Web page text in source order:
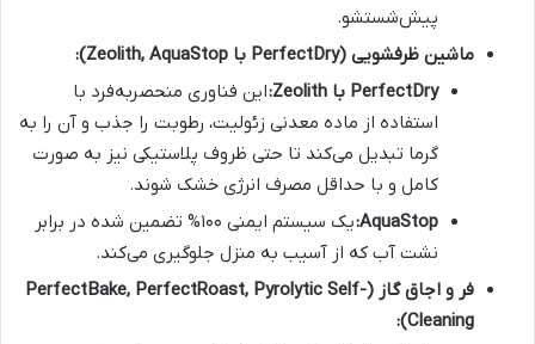
پیش‌شستشو.
ماشین ظرفشویی (PerfectDry با Zeolith, AquaStop):
PerfectDry با Zeolith:
این فناوری منحصربه‌فرد با
استفاده از ماده معدنی زئولیت، رطوبت را جذب و آن را به
گرما تبدیل می‌کند تا حتی ظروف پلاستیکی نیز به صورت
کامل و با حداقل مصرف انرژی خشک شوند.
AquaStop:
یک سیستم ایمنی ۱۰۰% تضمین شده در برابر
نشت آب که از آسیب به منزل جلوگیری می‌کند.
فر و اجاق گاز (PerfectBake, PerfectRoast, Pyrolytic Self-
Cleaning):